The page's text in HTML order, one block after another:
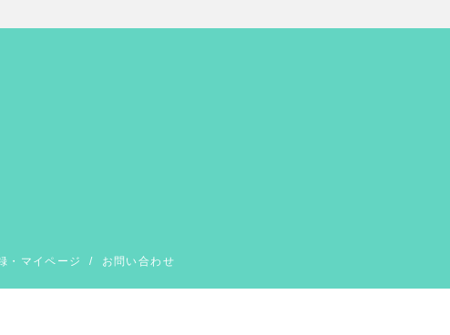
・マイページ / お問い合わせ